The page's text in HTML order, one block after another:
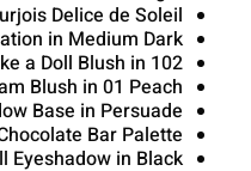
Delice de Soleil
in Medium Dark
a Doll Blush in 102
Blush in 01 Peach
Base in Persuade
Bar Palette
Eyeshadow in Black